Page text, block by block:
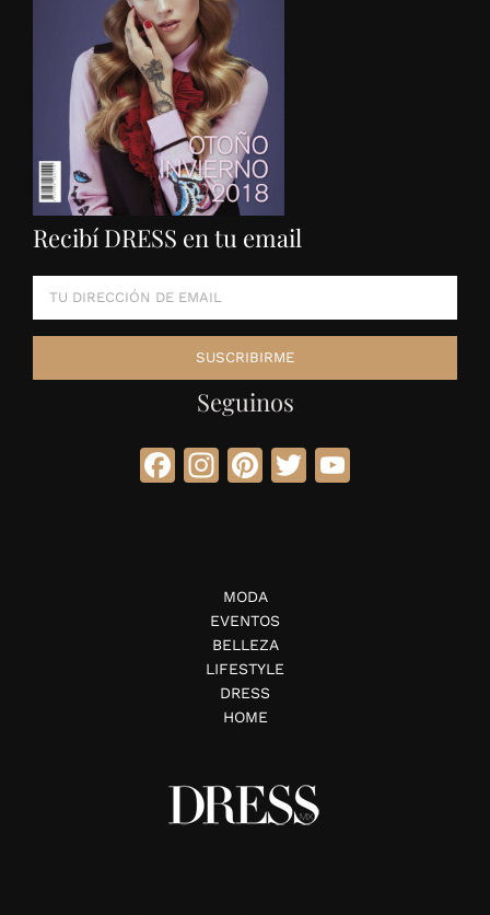
Recibí DRESS en tu email
Seguinos
Facebook
Instagram
Pinterest
Twitter
MODA
EVENTOS
BELLEZA
LIFESTYLE
DRESS
HOME